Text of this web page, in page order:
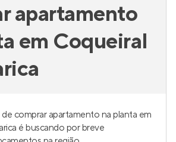
apartamento
em Coqueiral
comprar apartamento na planta em
é buscando por breve